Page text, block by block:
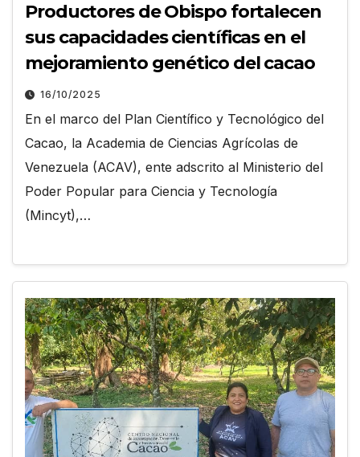
Productores de Obispo fortalecen
sus capacidades científicas en el
mejoramiento genético del cacao
16/10/2025
En el marco del Plan Científico y Tecnológico del
Cacao, la Academia de Ciencias Agrícolas de
Venezuela (ACAV), ente adscrito al Ministerio del
Poder Popular para Ciencia y Tecnología
(Mincyt),…